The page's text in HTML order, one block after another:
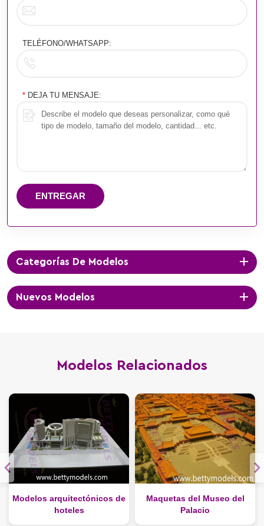
TELÉFONO/WHATSAPP:
* DEJA TU MENSAJE:
ENTREGAR
Categorías De Modelos
Nuevos Modelos
Modelos Relacionados
Modelos arquitectónicos de
hoteles
Maquetas del Museo del
Palacio